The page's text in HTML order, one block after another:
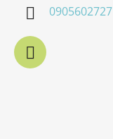
0905602727